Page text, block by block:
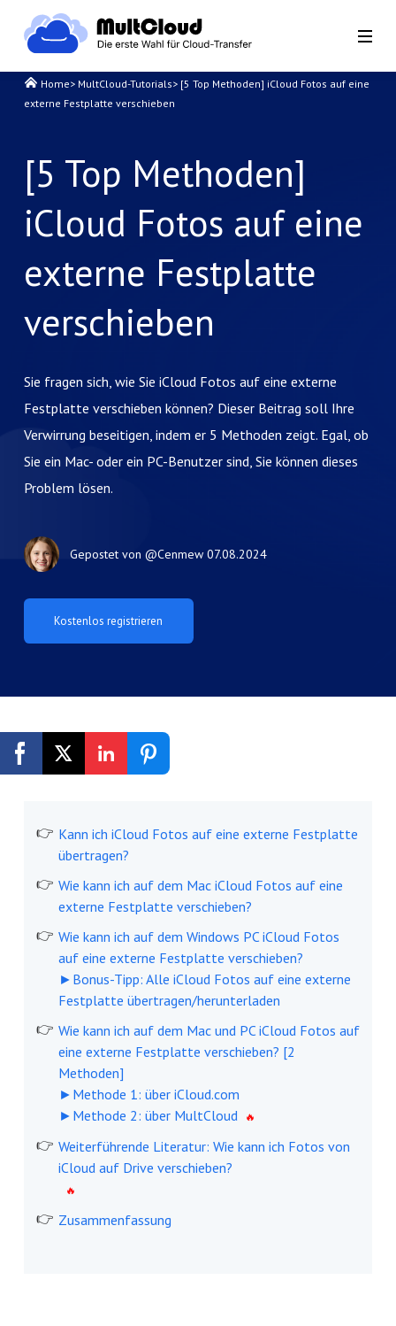
Home> MultCloud-Tutorials> [5 Top Methoden] iCloud Fotos auf eine
externe Festplatte verschieben
[5 Top Methoden]
iCloud Fotos auf eine
externe Festplatte
verschieben
Sie fragen sich, wie Sie iCloud Fotos auf eine externe
Festplatte verschieben können? Dieser Beitrag soll Ihre
Verwirrung beseitigen, indem er 5 Methoden zeigt. Egal, ob
Sie ein Mac- oder ein PC-Benutzer sind, Sie können dieses
Problem lösen.
Kostenlos registrieren
Gepostet von @Cenmew 07.08.2024
Kann ich iCloud Fotos auf eine externe Festplatte
übertragen?
Wie kann ich auf dem Mac iCloud Fotos auf eine
externe Festplatte verschieben?
Wie kann ich auf dem Windows PC iCloud Fotos
auf eine externe Festplatte verschieben?
►Bonus-Tipp: Alle iCloud Fotos auf eine externe
Festplatte übertragen/herunterladen
Wie kann ich auf dem Mac und PC iCloud Fotos auf
eine externe Festplatte verschieben? [2
Methoden]
►Methode 1: über iCloud.com
►Methode 2: über MultCloud
Weiterführende Literatur: Wie kann ich Fotos von
iCloud auf Drive verschieben?
Zusammenfassung